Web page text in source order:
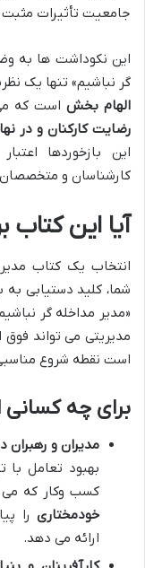
جامعیت تأثیرات مثبت
این نکوداشت ها به
گر نباشیم» تنها یک
الهام بخشاست که
رضایت کارکنان و در
این بازخوردها
کارشناسان و
آیا این
انتخاب یک کتاب
شما، کلید دستیابی
«مدیر مداخله گر
مدیریتی می تواند فوق
است نقطه شروع
برای چه
مدیران و رهبران
بهبود تعامل
کسب وکار که می
خودمختاری را
ارائه می دهد.